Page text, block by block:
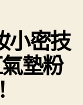
小密技
墊粉